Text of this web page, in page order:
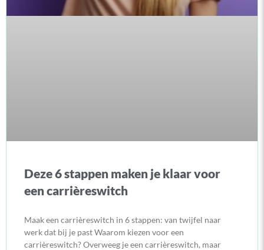
Deze 6 stappen maken je klaar voor
een carrièreswitch
Maak een carrièreswitch in 6 stappen: van twijfel naar
werk dat bij je past Waarom kiezen voor een
carrièreswitch? Overweeg je een carrièreswitch, maar